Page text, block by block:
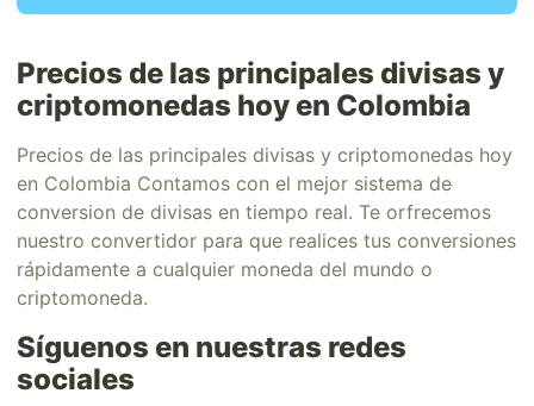
Precios de las principales divisas y
criptomonedas hoy en Colombia
Precios de las principales divisas y criptomonedas hoy
en Colombia Contamos con el mejor sistema de
conversion de divisas en tiempo real. Te orfrecemos
nuestro convertidor para que realices tus conversiones
rápidamente a cualquier moneda del mundo o
criptomoneda.
Síguenos en nuestras redes
sociales